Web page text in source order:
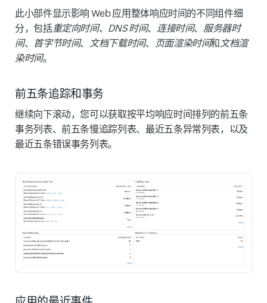
此小部件显示影响 Web 应用整体响应时间的不同组件细
分，包括重定向时间、 DNS 时间、 连接时间、 服务器时
间、 首字节时间、 文档下载时间、 页面渲染时间和 文档渲
染时间。
前五条追踪和事务
继续向下滚动，您可以获取按平均响应时间排列的前五条
事务列表、前五条慢追踪列表、最近五条异常列表，以及
最近五条错误事务列表。